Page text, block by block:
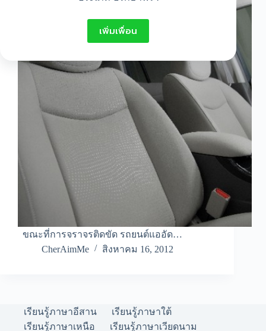
เพิ่มเพื่อน
ขณะที่การจราจรติดขัด รถยนต์แออัด…
CherAimMe
สิงหาคม 16, 2012
เรียนรู้ภาษาอีสาน
เรียนรู้ภาษาใต้
เรียนรู้ภาษาเหนือ
เรียนรู้ภาษาเวียดนาม